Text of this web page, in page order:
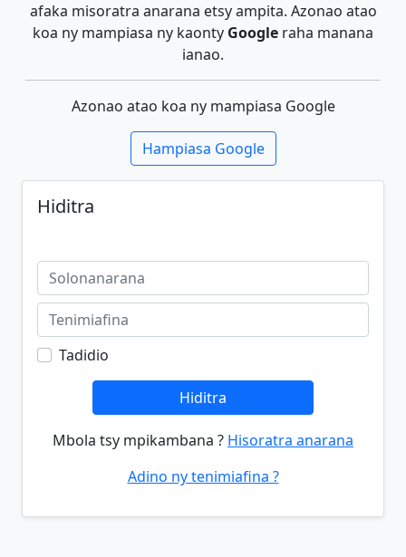
afaka misoratra anarana etsy ampita. Azonao atao
koa ny mampiasa ny kaonty Google raha manana
ianao.
Azonao atao koa ny mampiasa Google
Hampiasa Google
Hiditra
Tadidio
Hiditra
Mbola tsy mpikambana ? Hisoratra anarana
Adino ny tenimiafina ?